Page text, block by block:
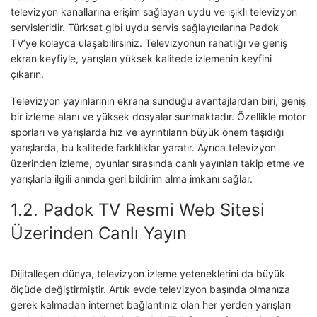
televizyon kanallarına erişim sağlayan uydu ve ışıklı televizyon
servisleridir. Türksat gibi uydu servis sağlayıcılarına Padok
TV’ye kolayca ulaşabilirsiniz. Televizyonun rahatlığı ve geniş
ekran keyfiyle, yarışları yüksek kalitede izlemenin keyfini
çıkarın.
Televizyon yayınlarının ekrana sunduğu avantajlardan biri, geniş
bir izleme alanı ve yüksek dosyalar sunmaktadır. Özellikle motor
sporları ve yarışlarda hız ve ayrıntıların büyük önem taşıdığı
yarışlarda, bu kalitede farklılıklar yaratır. Ayrıca televizyon
üzerinden izleme, oyunlar sırasında canlı yayınları takip etme ve
yarışlarla ilgili anında geri bildirim alma imkanı sağlar.
1.2. Padok TV Resmi Web Sitesi
Üzerinden Canlı Yayın
Dijitalleşen dünya, televizyon izleme yeteneklerini da büyük
ölçüde değiştirmiştir. Artık evde televizyon başında olmanıza
gerek kalmadan internet bağlantınız olan her yerden yarışları